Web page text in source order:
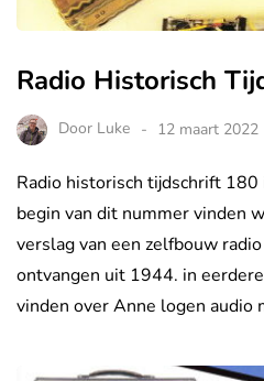
Radio Historisch
Door Luke 12 maart 2022
Radio historisch tijdschrift
begin van dit nummer vinden
verslag van een zelfbouw
ontvangen uit 1944. in
vinden over Anne logen audio